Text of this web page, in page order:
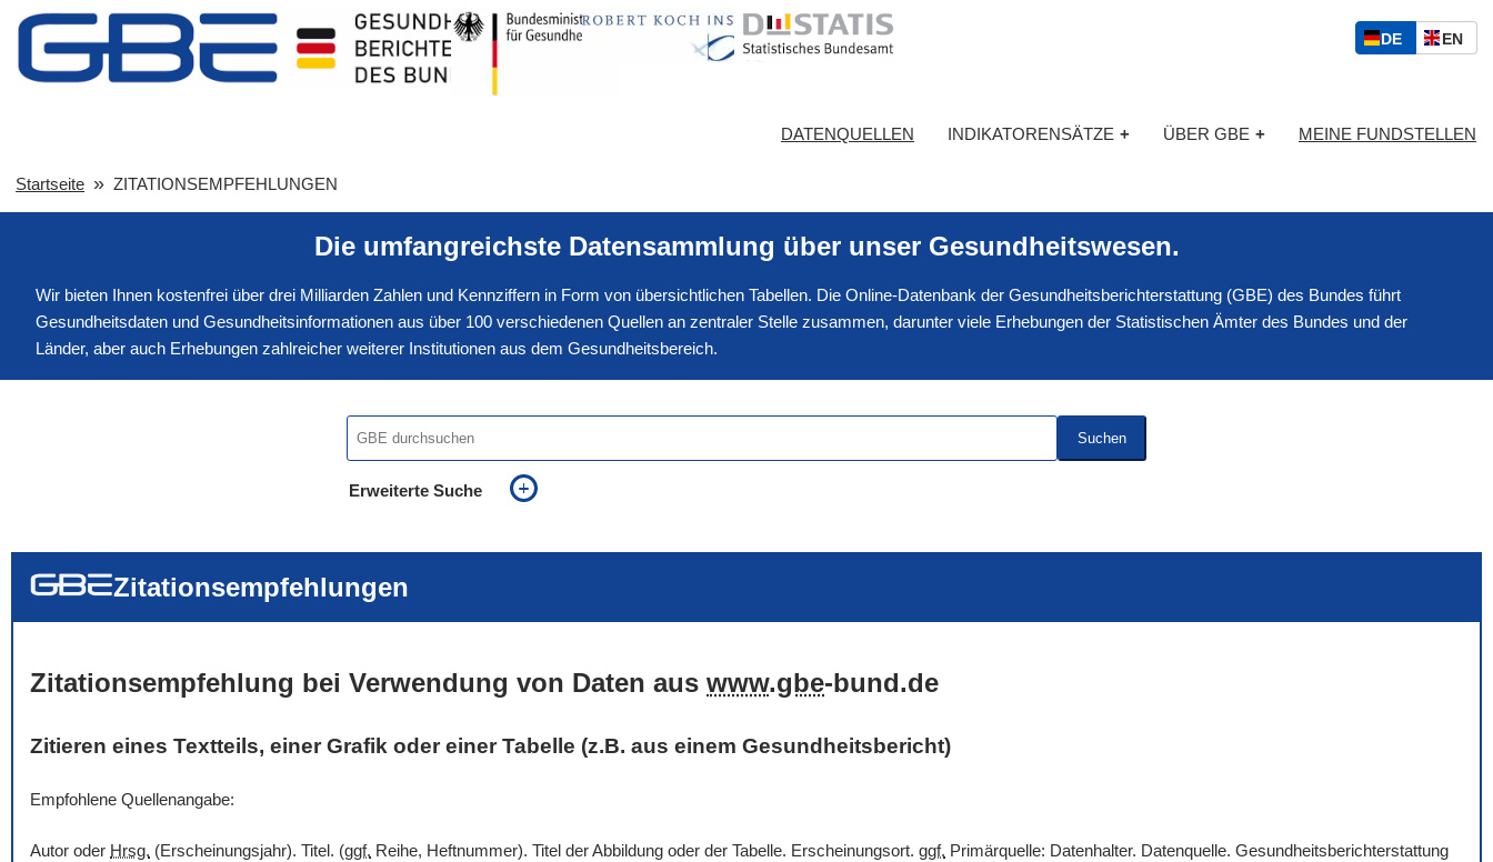
S
p
c
h
l
DED
S
ENE
I
H
DATENQUELLEN INDIKATORENSÄTZE + ÜBER GBE + MEINE FUNDSTELLEN
Startseite ZITATIONSEMPFEHLUNGEN
Die umfangreichste Datensammlung über unser Gesundheitswesen.
Wir bieten Ihnen kostenfrei über drei Milliarden Zahlen und Kennziffern in Form von übersichtlichen Tabellen. Die Online-Datenbank der Gesundheitsberichterstattung (GBE) des Bundes führt
Gesundheitsdaten und Gesundheitsinformationen aus über 100 verschiedenen Quellen an zentraler Stelle zusammen, darunter viele Erhebungen der Statistischen Ämter des Bundes und der
Länder, aber auch Erhebungen zahlreicher weiterer Institutionen aus dem Gesundheitsbereich.
Suchen
Erweiterte Suche
Zitationsempfehlungen
Zitationsempfehlung bei Verwendung von Daten aus www.gbe-bund.de
Zitieren eines Textteils, einer Grafik oder einer Tabelle (z.B. aus einem Gesundheitsbericht)
Empfohlene Quellenangabe:
Autor oder Hrsg. (Erscheinungsjahr). Titel. (ggf. Reihe, Heftnummer). Titel der Abbildung oder der Tabelle. Erscheinungsort. ggf. Primärquelle: Datenhalter. Datenquelle. Gesundheitsberichterstattung